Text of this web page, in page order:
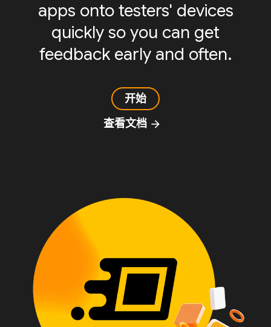
apps onto testers' devices
quickly so you can get
feedback early and often.
开始
查看文档 arrow_forward